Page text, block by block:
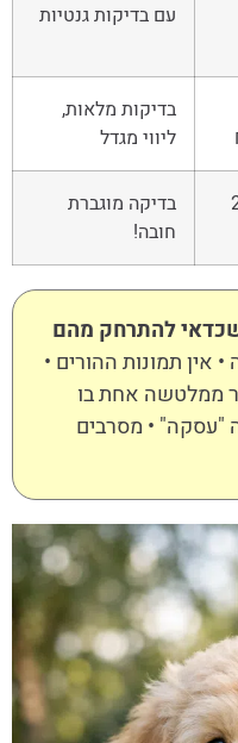
עם בדיקות גנטיות
בדיקות מלאות,
ליווי מגדל
בדיקה מוגברת
חובה!
להתרחק מהם
אין תמונות ההורים •
ממלטשה אחת בו
"עסקה" • מסרבים